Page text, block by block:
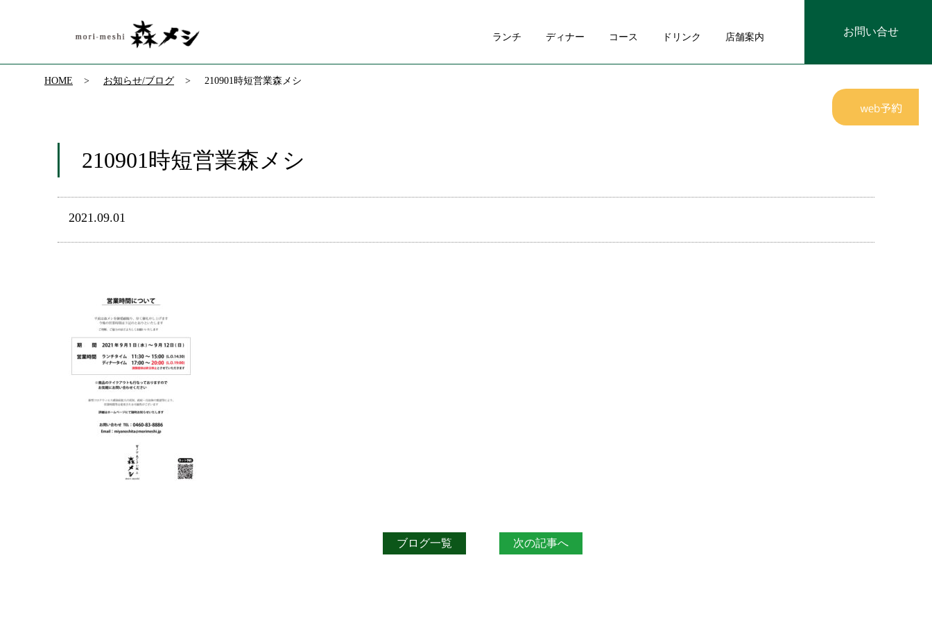
ランチ ディナー コース ドリンク 店舗案内 お問い合せ
web予約
HOME お知らせ/ブログ 210901時短営業森メシ
210901時短営業森メシ
2021.09.01
ブログ一覧 次の記事へ